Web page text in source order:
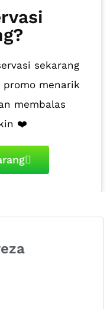
sekarang
menarik
membalas
❤️